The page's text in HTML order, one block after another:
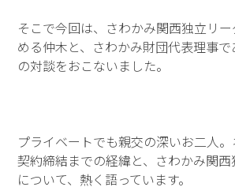
そこで今回は、さわかみ関西独立リ
める仲木と、さわかみ財団代表理事
の対談をおこないました。
プライベートでも親交の深いお二人
契約締結までの経緯と、さわかみ関
について、熱く語っています。